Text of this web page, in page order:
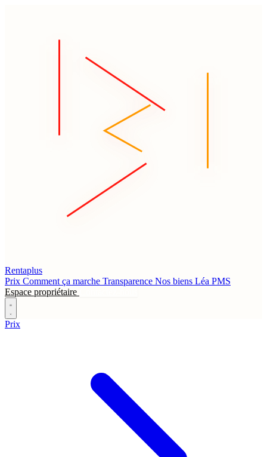
Rentaplus
Prix Comment ça marche Transparence Nos biens Léa PMS
Espace propriétaire
Prix